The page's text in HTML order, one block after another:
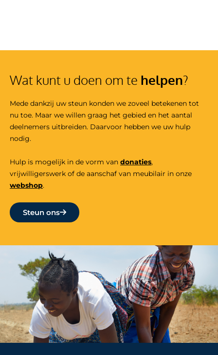
Wat kunt u doen om te helpen?
Mede dankzij uw steun konden we zoveel betekenen tot
nu toe. Maar we willen graag het gebied en het aantal
deelnemers uitbreiden. Daarvoor hebben we uw hulp
nodig.
Hulp is mogelijk in de vorm van donaties,
vrijwilligerswerk of de aanschaf van meubilair in onze
webshop.
Steun ons